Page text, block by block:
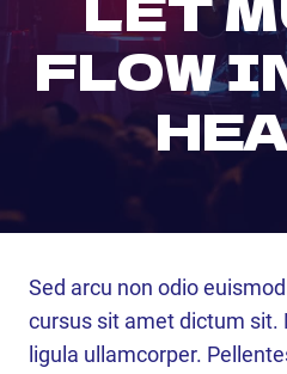
FLOW
Sed arcu non odio
cursus sit amet dictum sit.
ligula ullamcorper.